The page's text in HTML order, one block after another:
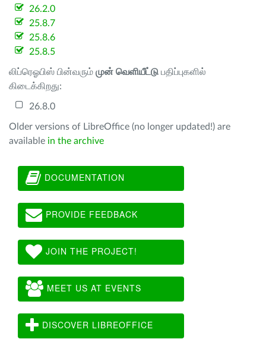
26.2.0
25.8.7
25.8.6
25.8.5
லிப்ரெஓபிஸ் பின்வரும் முன் வெளியீட்டு பதிப்புகளில்
கிடைக்கிறது:
26.8.0
Older versions of LibreOffice (no longer updated!) are
available in the archive
DOCUMENTATION
PROVIDE FEEDBACK
JOIN THE PROJECT!
MEET US AT EVENTS
DISCOVER LIBREOFFICE